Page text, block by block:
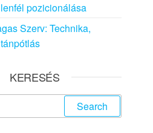
pozicionálása
Szerv: Technika,
KERESÉS